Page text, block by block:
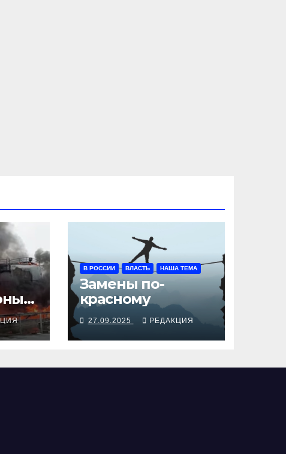
В РОССИИ ВЛАСТЬ НАША ТЕМА
Замены по-
красному
27.09.2025 РЕДАКЦИЯ